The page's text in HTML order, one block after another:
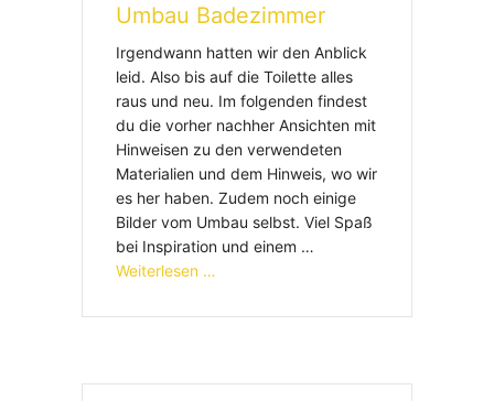
Umbau Badezimmer
Irgendwann hatten wir den Anblick
leid. Also bis auf die Toilette alles
raus und neu. Im folgenden findest
du die vorher nachher Ansichten mit
Hinweisen zu den verwendeten
Materialien und dem Hinweis, wo wir
es her haben. Zudem noch einige
Bilder vom Umbau selbst. Viel Spaß
bei Inspiration und einem …
Weiterlesen …